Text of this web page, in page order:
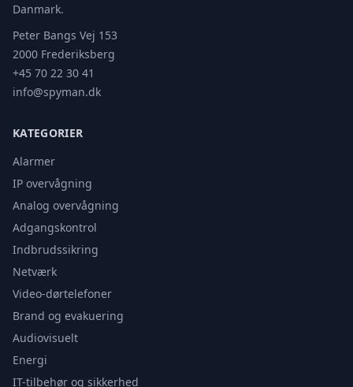
Danmark.
Peter Bangs Vej 153
2000 Frederiksberg
+45 70 22 30 41
info@spyman.dk
KATEGORIER
Alarmer
IP overvågning
Analog overvågning
Adgangskontrol
Indbrudssikring
Netværk
Video-dørtelefoner
Brand og evakuering
Audiovisuelt
Energi
IT-tilbehør og sikkerhed